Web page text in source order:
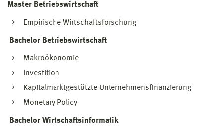
Master Betriebswirtschaft
Empirische Wirtschaftsforschung
Bachelor Betriebswirtschaft
Makroökonomie
Investition
Kapitalmarktgestützte Unternehmensfinanzierung
Monetary Policy
Bachelor Wirtschaftsinformatik